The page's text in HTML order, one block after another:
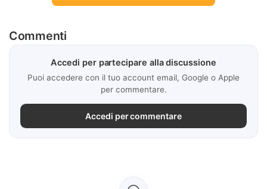
Commenti
Accedi per partecipare alla discussione
Puoi accedere con il tuo account email, Google o Apple
per commentare.
Accedi per commentare